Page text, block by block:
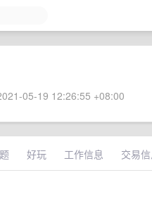
05-19 12:26:55 +08:00
好玩 工作信息 交易